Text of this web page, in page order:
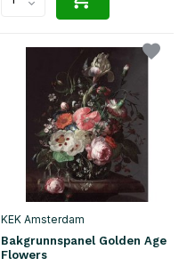
KEK Amsterdam
Bakgrunnspanel Golden Age
Flowers